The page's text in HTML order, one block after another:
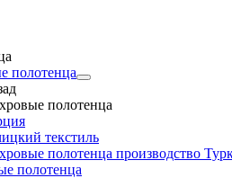
полотенца
полотенца
текстиль
полотенца производство
полотенца